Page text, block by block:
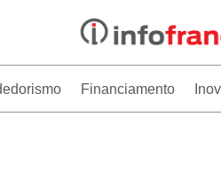
Financiamento